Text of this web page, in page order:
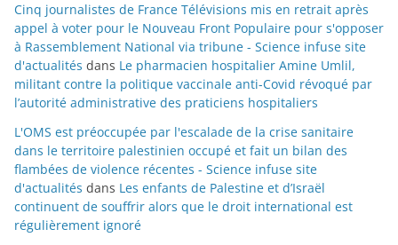
Cinq journalistes de France Télévisions mis en retrait après
appel à voter pour le Nouveau Front Populaire pour s'opposer
à Rassemblement National via tribune - Science infuse site
d'actualités dans Le pharmacien hospitalier Amine Umlil,
militant contre la politique vaccinale anti-Covid révoqué par
l’autorité administrative des praticiens hospitaliers
L'OMS est préoccupée par l'escalade de la crise sanitaire
dans le territoire palestinien occupé et fait un bilan des
flambées de violence récentes - Science infuse site
d'actualités dans Les enfants de Palestine et d’Israël
continuent de souffrir alors que le droit international est
régulièrement ignoré